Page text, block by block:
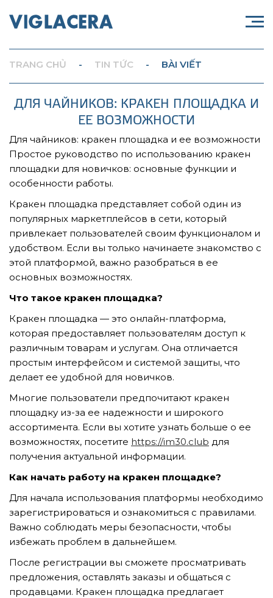
TẢI E-BROCHURE
TƯ VẤN MIỄN PHÍ VỀ SẢN PHẨM
Nghề nghiệp...
TRANG CHỦ - TIN TỨC - BÀI VIẾT
ДЛЯ ЧАЙНИКОВ: КРАКЕН ПЛОЩАДКА И
ЕЕ ВОЗМОЖНОСТИ
Для чайников: кракен площадка и ее возможности
Простое руководство по использованию кракен
площадки для новичков: основные функции и
особенности работы.
Кракен площадка представляет собой один из
популярных маркетплейсов в сети, который
привлекает пользователей своим функционалом и
удобством. Если вы только начинаете знакомство с
этой платформой, важно разобраться в ее
основных возможностях.
Что такое кракен площадка?
Кракен площадка — это онлайн-платформа,
которая предоставляет пользователям доступ к
различным товарам и услугам. Она отличается
простым интерфейсом и системой защиты, что
делает ее удобной для новичков.
Многие пользователи предпочитают кракен
площадку из-за ее надежности и широкого
ассортимента. Если вы хотите узнать больше о ее
возможностях, посетите https://im30.club для
получения актуальной информации.
Как начать работу на кракен площадке?
Для начала использования платформы необходимо
зарегистрироваться и ознакомиться с правилами.
Важно соблюдать меры безопасности, чтобы
избежать проблем в дальнейшем.
После регистрации вы сможете просматривать
предложения, оставлять заказы и общаться с
продавцами. Кракен площадка предлагает